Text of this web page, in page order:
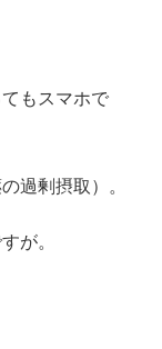
もスマホで
過剰摂取）。
が。